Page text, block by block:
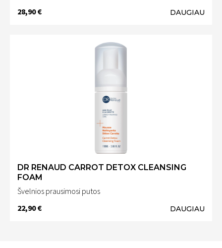
28,90 €
DAUGIAU
DR RENAUD CARROT DETOX CLEANSING
FOAM
Švelnios prausimosi putos
22,90 €
DAUGIAU